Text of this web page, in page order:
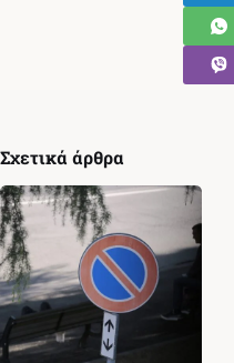
Σχετικά άρθρα